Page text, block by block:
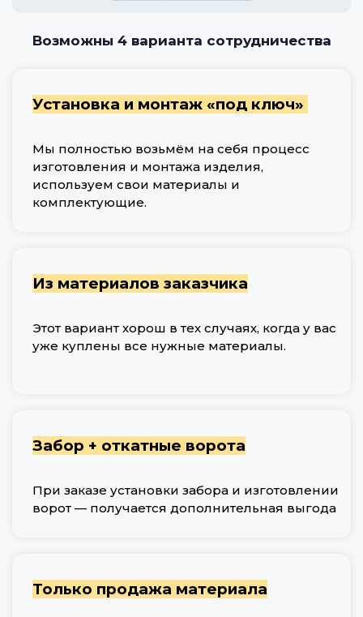
Возможны 4 варианта сотрудничества
Установка и монтаж «под ключ»
Мы полностью возьмём на себя процесс
изготовления и монтажа изделия,
используем свои материалы и
комплектующие.
Из материалов заказчика
Этот вариант хорош в тех случаях, когда у вас
уже куплены все нужные материалы.
Забор + откатные ворота
При заказе установки забора и изготовлении
ворот — получается дополнительная выгода
Только продажа материала